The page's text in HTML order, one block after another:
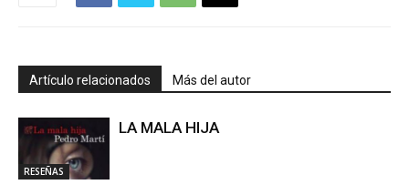
Artículo relacionados Más del autor
RESEÑAS
LA MALA HIJA